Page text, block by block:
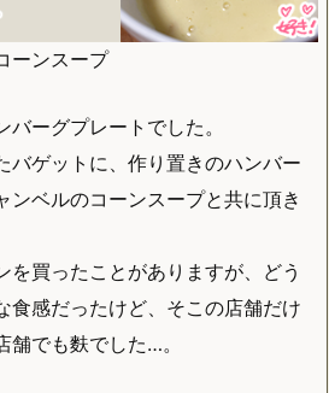
ーンスープ
ーグプレートでした。
バゲットに、作り置きのハンバー
ンベルのコーンスープと共に頂き
を買ったことがありますが、どう
食感だったけど、そこの店舗だけ
舗でも麩でした…。